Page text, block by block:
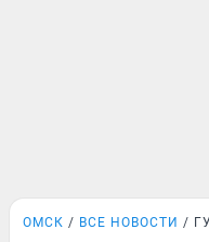
ОМСК ВСЕ НОВОСТИ